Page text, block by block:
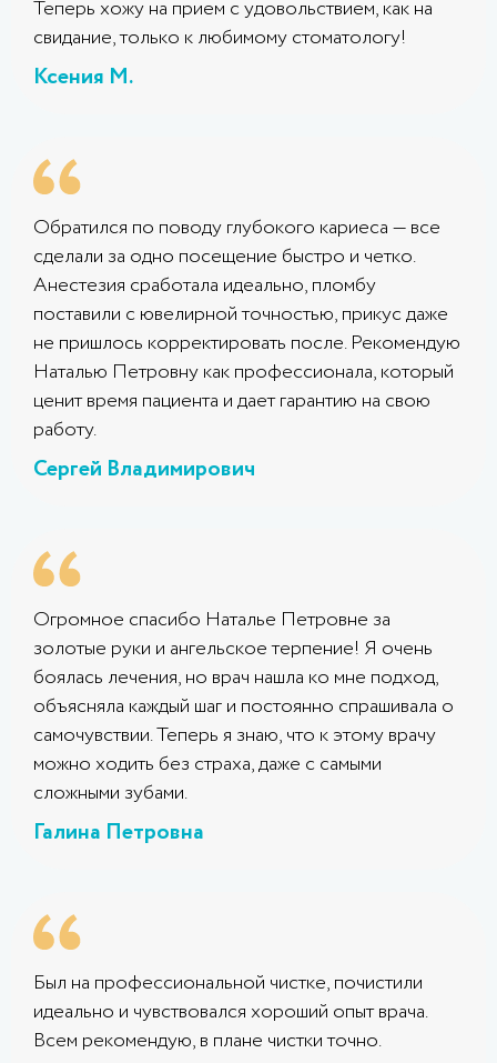
Теперь хожу на прием с удовольствием, как на
свидание, только к любимому стоматологу!
Ксения М.
Обратился по поводу глубокого кариеса — все
сделали за одно посещение быстро и четко.
Анестезия сработала идеально, пломбу
поставили с ювелирной точностью, прикус даже
не пришлось корректировать после. Рекомендую
Наталью Петровну как профессионала, который
ценит время пациента и дает гарантию на свою
работу.
Сергей Владимирович
Огромное спасибо Наталье Петровне за
золотые руки и ангельское терпение! Я очень
боялась лечения, но врач нашла ко мне подход,
объясняла каждый шаг и постоянно спрашивала о
самочувствии. Теперь я знаю, что к этому врачу
можно ходить без страха, даже с самыми
сложными зубами.
Галина Петровна
Был на профессиональной чистке, почистили
идеально и чувствовался хороший опыт врача.
Всем рекомендую, в плане чистки точно.